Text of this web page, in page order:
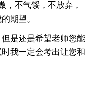
，不气馁，不放弃，
期望。
是还是希望老师您能
我一定会考出让您和